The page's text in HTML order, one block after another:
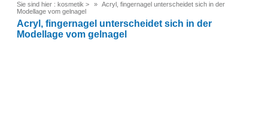
Sie sind hier : kosmetik >
Acryl, fingernagel unterscheidet sich in der
Modellage vom gelnagel
Acryl, fingernagel unterscheidet sich in der
Modellage vom gelnagel